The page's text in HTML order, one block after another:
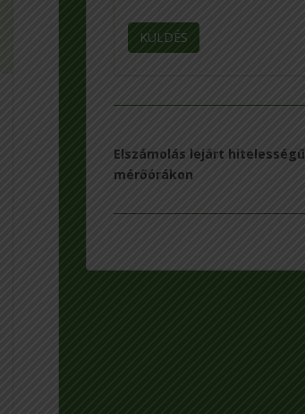
Elszámolás lejárt hitelességű
mérőórákon